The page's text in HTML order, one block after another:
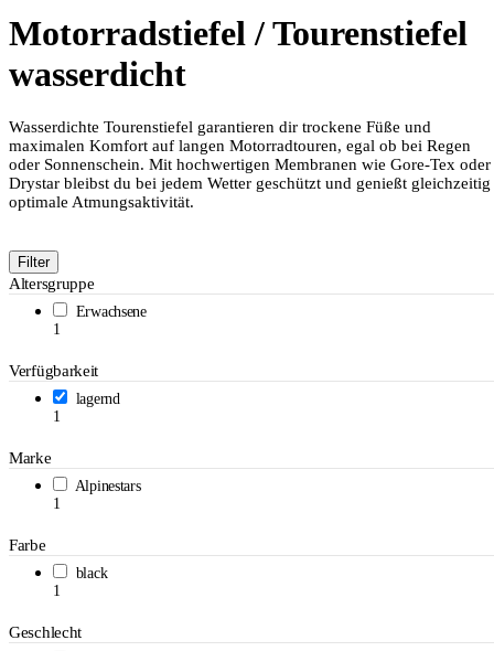
Motorradstiefel / Tourenstiefel
wasserdicht
Wasserdichte Tourenstiefel garantieren dir trockene Füße und
maximalen Komfort auf langen Motorradtouren, egal ob bei Regen
oder Sonnenschein. Mit hochwertigen Membranen wie Gore-Tex oder
Drystar bleibst du bei jedem Wetter geschützt und genießt gleichzeitig
optimale Atmungsaktivität.
Filter
Altersgruppe
Erwachsene
1
Verfügbarkeit
lagernd
1
Marke
Alpinestars
1
Farbe
black
1
Geschlecht